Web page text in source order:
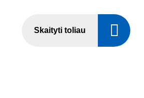
Skaityti toliau